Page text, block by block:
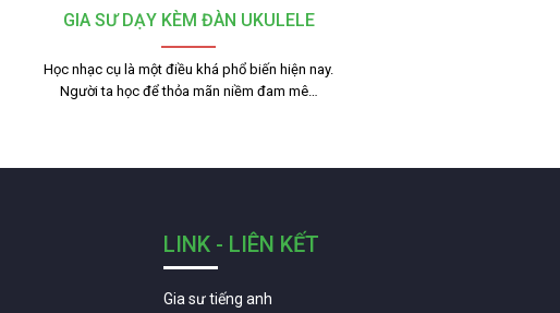
GIA SƯ DẠY KÈM ĐÀN UKULELE
Học nhạc cụ là một điều khá phổ biến hiện nay.
Người ta học để thỏa mãn niềm đam mê…
LINK - LIÊN KẾT
Gia sư tiếng anh